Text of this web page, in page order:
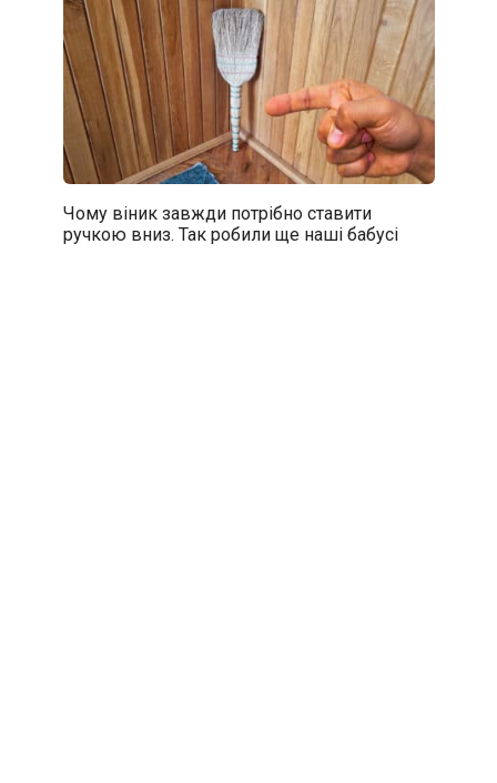
Чому віник завжди потрібно ставити
ручкою вниз. Так робили ще наші бабусі